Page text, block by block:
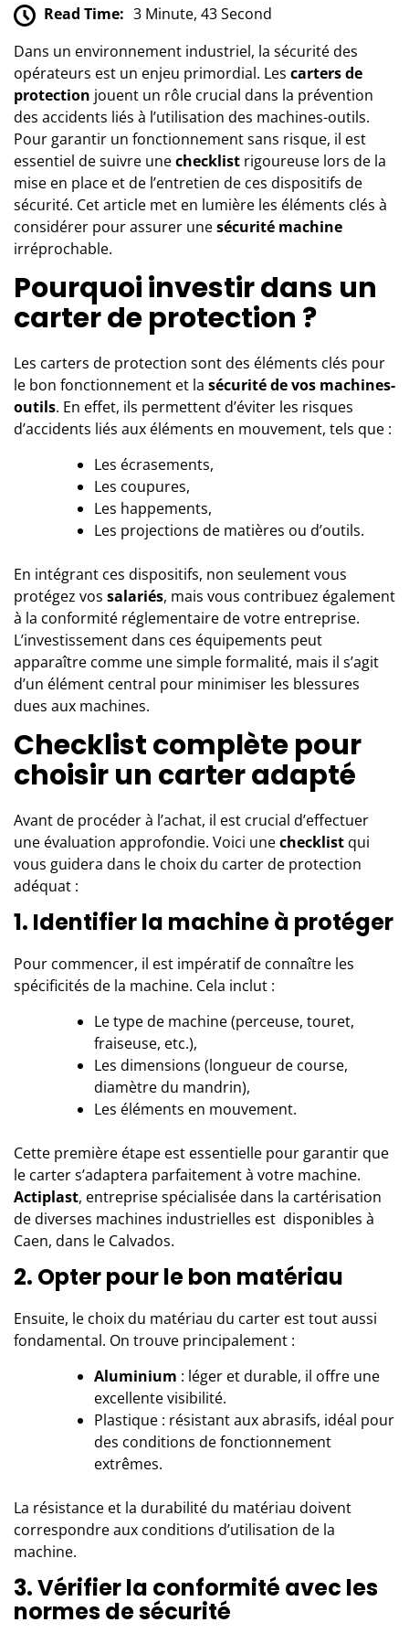
Read Time: 3 Minute, 43 Second
Dans un environnement industriel, la sécurité des
opérateurs est un enjeu primordial. Les carters de
protection jouent un rôle crucial dans la prévention
des accidents liés à l’utilisation des machines-outils.
Pour garantir un fonctionnement sans risque, il est
essentiel de suivre unechecklist rigoureuse lors de la
mise en place et de l’entretien de ces dispositifs de
sécurité. Cet article met en lumière les éléments clés à
considérer pour assurer unesécurité machine
irréprochable.
Pourquoi investir dans un
carter de protection ?
Les carters de protection sont des éléments clés pour
le bon fonctionnement et la sécurité de vos machines-
outils. En effet, ils permettent d’éviter les risques
d’accidents liés aux éléments en mouvement, tels que :
Les écrasements,
Les coupures,
Les happements,
Les projections de matières ou d’outils.
En intégrant ces dispositifs, non seulement vous
protégez vos salariés, mais vous contribuez également
à la conformité réglementaire de votre entreprise.
L’investissement dans ces équipements peut
apparaître comme une simple formalité, mais il s’agit
d’un élément central pour minimiser les blessures
dues aux machines.
Checklist complète pour
choisir un carter adapté
Avant de procéder à l’achat, il est crucial d’effectuer
une évaluation approfondie. Voici unechecklist qui
vous guidera dans le choix du carter de protection
adéquat :
1. Identifier la machine à protéger
Pour commencer, il est impératif de connaître les
spécificités de la machine. Cela inclut :
Le type de machine (perceuse, touret,
fraiseuse, etc.),
Les dimensions (longueur de course,
diamètre du mandrin),
Les éléments en mouvement.
Cette première étape est essentielle pour garantir que
le carter s’adaptera parfaitement à votre machine.
Actiplast, entreprise spécialisée dans la cartérisation
de diverses machines industrielles est disponibles à
Caen, dans le Calvados.
2. Opter pour le bon matériau
Ensuite, le choix du matériau du carter est tout aussi
fondamental. On trouve principalement :
Aluminium : léger et durable, il offre une
excellente visibilité.
Plastique : résistant aux abrasifs, idéal pour
des conditions de fonctionnement
extrêmes.
La résistance et la durabilité du matériau doivent
correspondre aux conditions d’utilisation de la
machine.
3. Vérifier la conformité avec les
normes de sécurité